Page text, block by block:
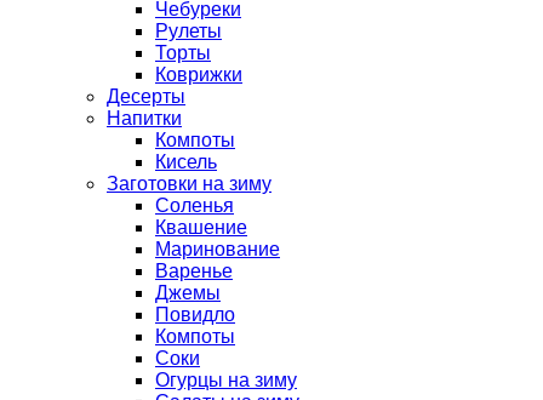
Чебуреки
Рулеты
Торты
Коврижки
Десерты
Напитки
Компоты
Кисель
Заготовки на зиму
Соленья
Квашение
Маринование
Варенье
Джемы
Повидло
Компоты
Соки
Огурцы на зиму